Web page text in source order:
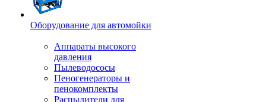
Оборудование для автомойки
Аппараты высокого
давления
Пылеводососы
Пеногенераторы и
пенокомплекты
Распылители для